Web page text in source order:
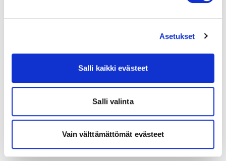
Asetukset
Salli kaikki evästeet
Salli valinta
Vain välttämättömät evästeet